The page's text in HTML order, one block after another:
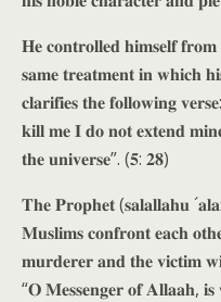
𝐇𝐞 𝐜𝐨𝐧𝐭𝐫𝐨𝐥𝐥𝐞𝐝 𝐡𝐢𝐦𝐬𝐞𝐥𝐟
𝐬𝐚𝐦𝐞 𝐭𝐫𝐞𝐚𝐭𝐦𝐞𝐧𝐭 𝐢𝐧 𝐰𝐡𝐢𝐜𝐡
𝐜𝐥𝐚𝐫𝐢𝐟𝐢𝐞𝐬 𝐭𝐡𝐞 𝐟𝐨𝐥𝐥𝐨𝐰𝐢𝐧𝐠
𝐤𝐢𝐥𝐥 𝐦𝐞 𝐈 𝐝𝐨 𝐧𝐨𝐭 𝐞𝐱𝐭𝐞𝐧𝐝
𝐭𝐡𝐞 𝐮𝐧𝐢𝐯𝐞𝐫𝐬𝐞”. (𝟓: 𝟐𝟖)
𝐓𝐡𝐞 𝐏𝐫𝐨𝐩𝐡𝐞𝐭 (𝐬𝐚𝐥𝐚𝐥𝐥𝐚𝐡𝐮
𝐌𝐮𝐬𝐥𝐢𝐦𝐬 𝐜𝐨𝐧𝐟𝐫𝐨𝐧𝐭 𝐞𝐚𝐜𝐡
𝐦𝐮𝐫𝐝𝐞𝐫𝐞𝐫 𝐚𝐧𝐝 𝐭𝐡𝐞 𝐯𝐢𝐜𝐭𝐢𝐦
“𝐎 𝐌𝐞𝐬𝐬𝐞𝐧𝐠𝐞𝐫 𝐨𝐟 𝐀𝐥𝐥𝐚𝐚𝐡,